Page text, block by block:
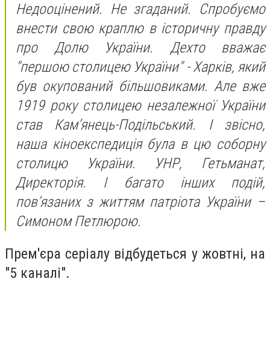
Недооцінений. Не згаданий. Спробуємо
внести свою краплю в історичну правду
про Долю України. Дехто вважає
"першою столицею України" - Харків, який
був окупований більшовиками. Але вже
1919 року столицею незалежної України
став Кам’янець-Подільський. І звісно,
наша кіноекспедиція була в цю соборну
столицю України. УНР, Гетьманат,
Директорія. І багато інших подій,
пов’язаних з життям патріота України –
Симоном Петлюрою.
Прем'єра серіалу відбудеться у жовтні, на
"5 каналі".